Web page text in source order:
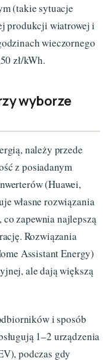
(takie sytuacje
produkcji wiatrowej i
wieczornego
zł/kWh.
wyborze
należy przede
z posiadanym
(Huawei,
własne rozwiązania
co zapewnia najlepszą
Rozwiązania
Assistant Energy)
ale dają większą
i sposób
1–2 urządzenia
podczas gdy